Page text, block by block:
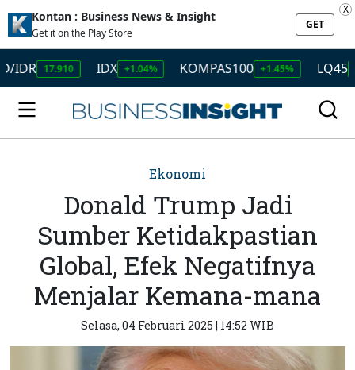
Kontan : Business News & Insight
Get it on the Play Store
GET
X
17.910 IDX +1.04% KOMPAS100 +1.45% LQ45
Ekonomi
Donald Trump Jadi
Sumber Ketidakpastian
Global, Efek Negatifnya
Menjalar Kemana-mana
Selasa, 04 Februari 2025 | 14:52 WIB